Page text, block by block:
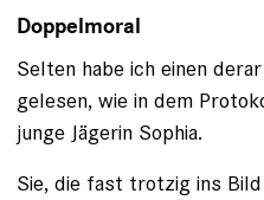
Doppelmoral
Selten habe ich einen
gelesen, wie in dem
junge Jägerin Sophia.
Sie, die fast trotzig ins